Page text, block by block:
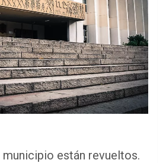
están revueltos.